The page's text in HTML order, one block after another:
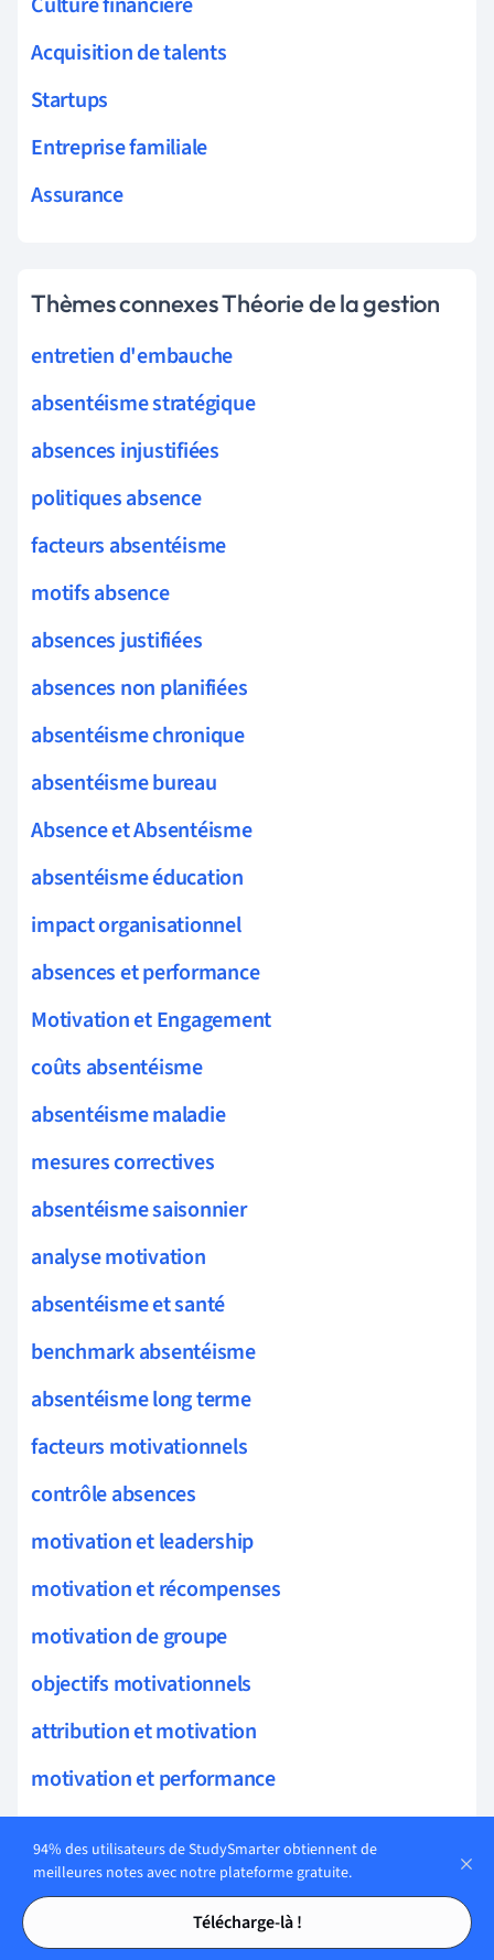
Tables des matières
Tables des matières
Acquisition de talents
Startups
Entreprise familiale
Assurance
Thèmes connexes Théorie de la gestion
entretien d'embauche
absentéisme stratégique
absences injustifiées
politiques absence
facteurs absentéisme
motifs absence
absences justifiées
absences non planifiées
absentéisme chronique
absentéisme bureau
Absence et Absentéisme
absentéisme éducation
impact organisationnel
absences et performance
Motivation et Engagement
coûts absentéisme
absentéisme maladie
mesures correctives
absentéisme saisonnier
analyse motivation
absentéisme et santé
benchmark absentéisme
absentéisme long terme
facteurs motivationnels
contrôle absences
motivation et leadership
motivation et récompenses
motivation de groupe
objectifs motivationnels
attribution et motivation
motivation et performance
confiance et engagement
motivation et environnement de travail
94% des utilisateurs de StudySmarter obtiennent de
meilleures notes avec notre plateforme gratuite.
Télécharge-là !